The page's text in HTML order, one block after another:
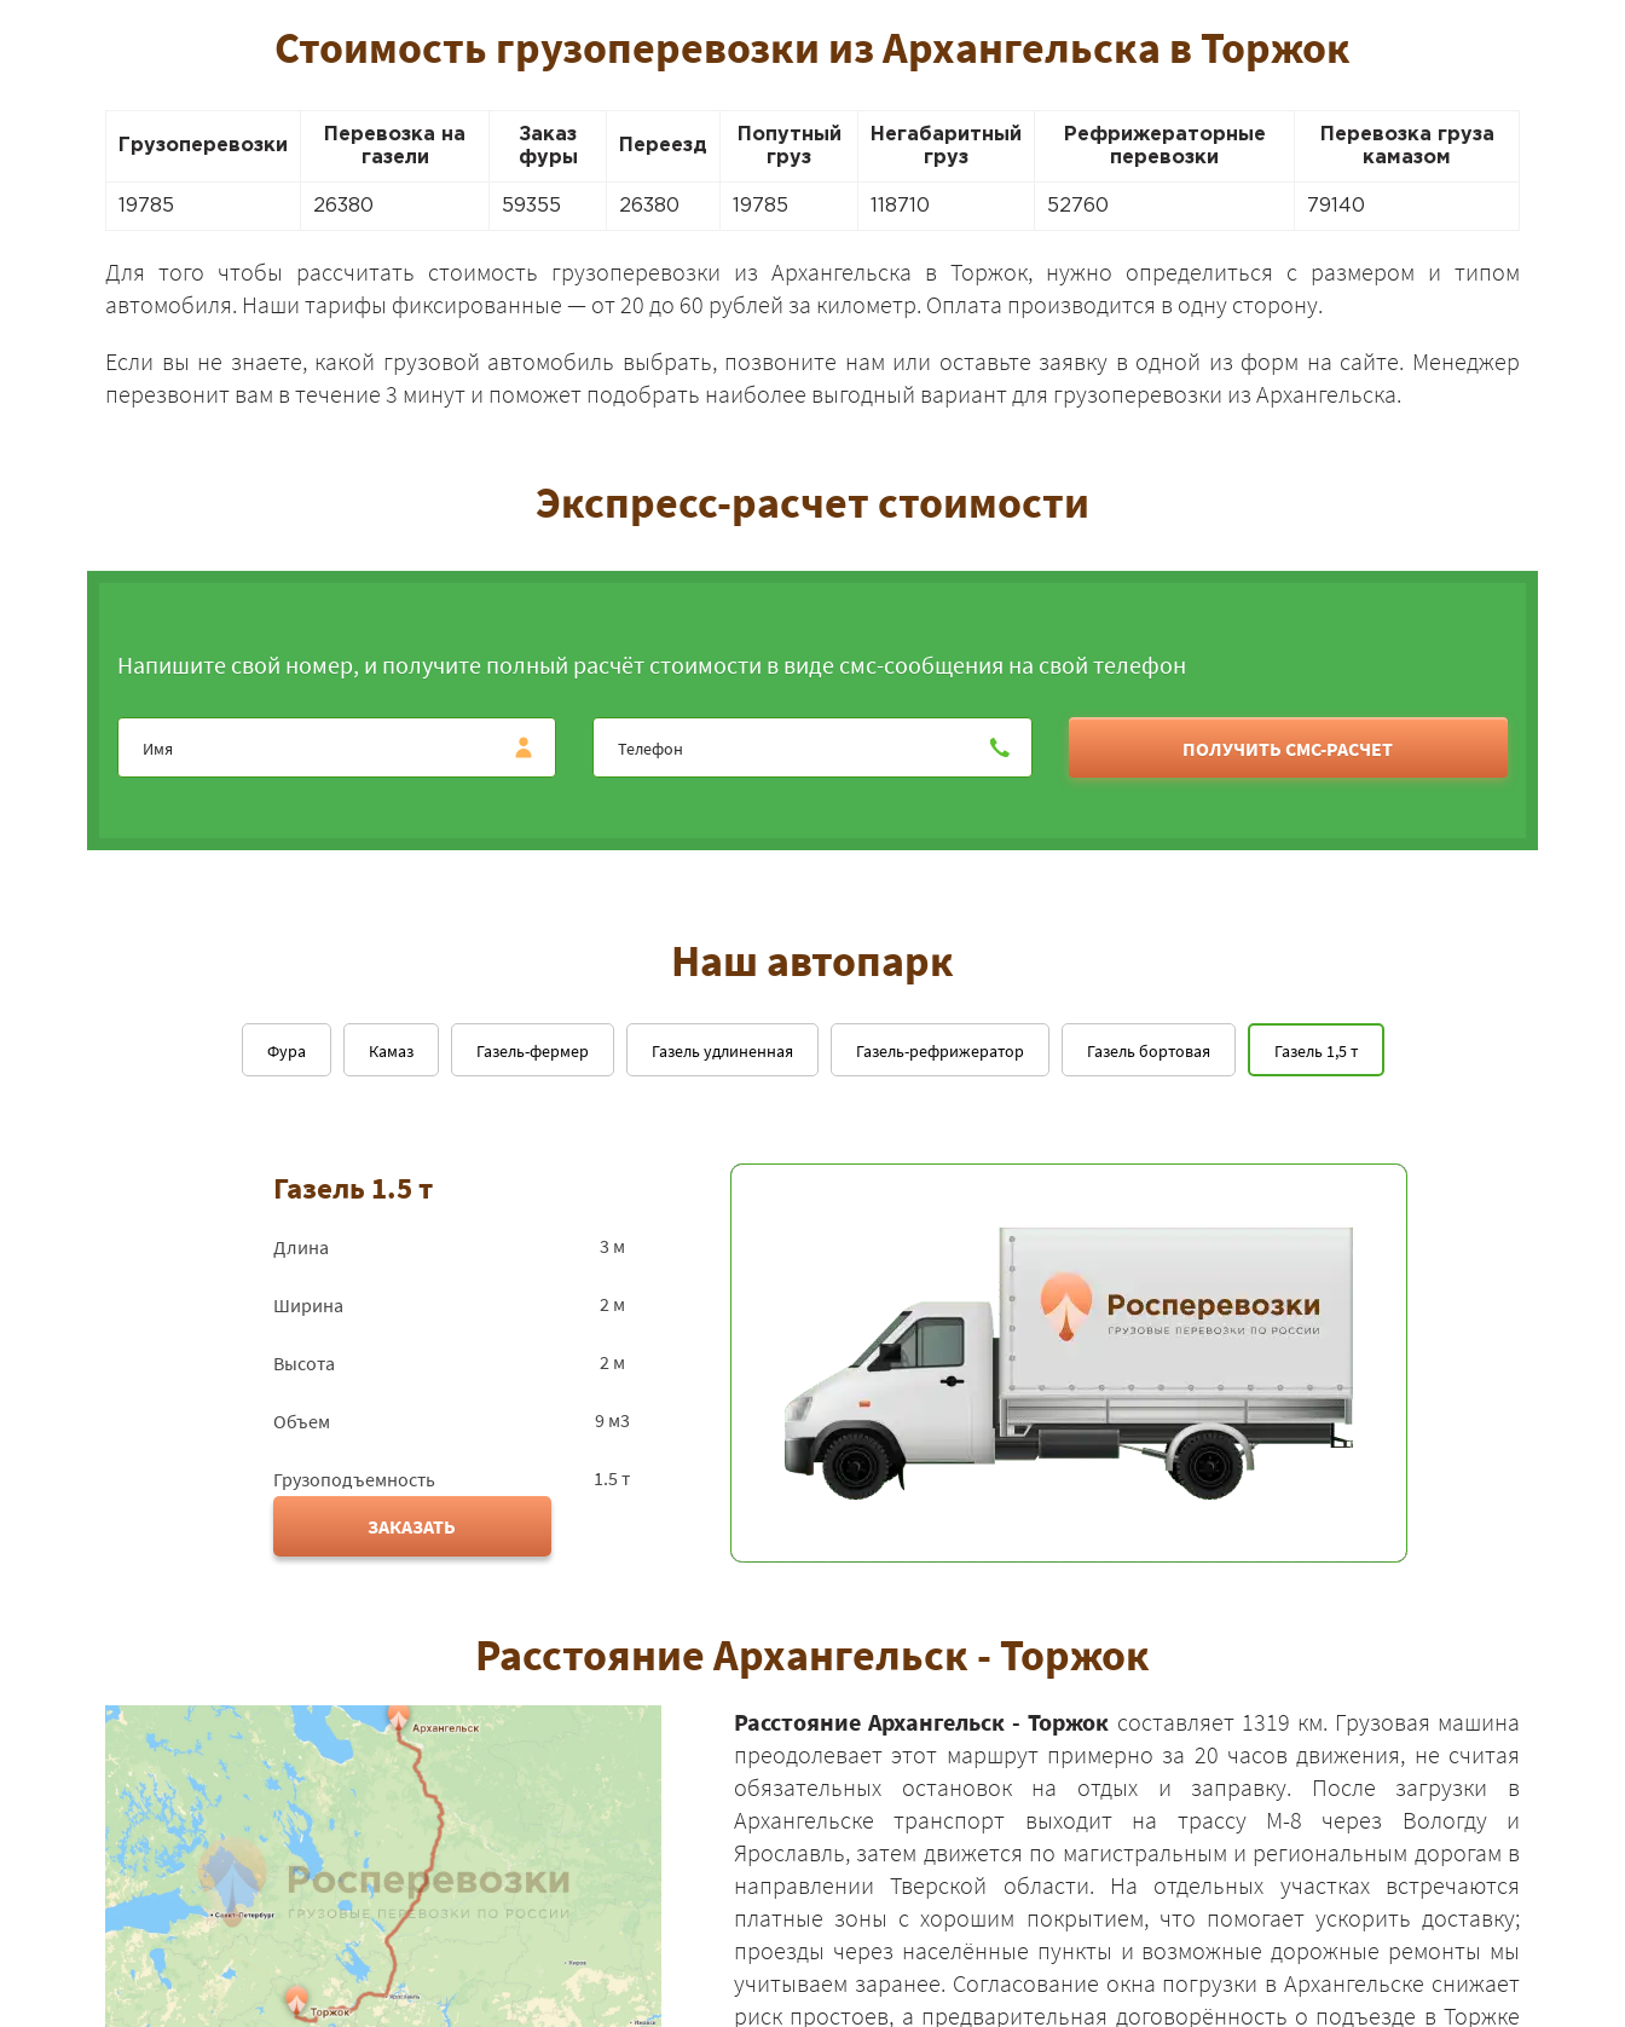
Стоимость грузоперевозки из Архангельска в Торжок
Грузоперевозки
Перевозка на
газели
Заказ
фуры
Переезд
Попутный
груз
Негабаритный
груз
Рефрижераторные
перевозки
Перевозка груза
камазом
19785 26380 59355 26380 19785 118710 52760 79140
Для того чтобы рассчитать стоимость грузоперевозки из Архангельска в Торжок, нужно определиться с размером и типом
автомобиля. Наши тарифы фиксированные — от 20 до 60 рублей за километр. Оплата производится в одну сторону.
Если вы не знаете, какой грузовой автомобиль выбрать, позвоните нам или оставьте заявку в одной из форм на сайте. Менеджер
перезвонит вам в течение 3 минут и поможет подобрать наиболее выгодный вариант для грузоперевозки из Архангельска.
Экспресс-расчет стоимости
Напишите свой номер, и получите полный расчёт стоимости в виде смс-сообщения на свой телефон
ПОЛУЧИТЬ СМС-РАСЧЕТ
Наш автопарк
Газель 1,5 т
Газель удлиненная Газель бортовая
Газель-рефрижератор
Газель-фермер
Камаз
Фура
Газель 1.5 т
Длина 3 м
Ширина 2 м
Высота 2 м
Объем 9 м3
Грузоподъемность
1.5 т
ЗАКАЗАТЬ
Расстояние Архангельск - Торжок
Расстояние Архангельск - Торжок составляет 1319 км. Грузовая машина
преодолевает этот маршрут примерно за 20 часов движения, не считая
обязательных остановок на отдых и заправку. После загрузки в
Архангельске транспорт выходит на трассу М-8 через Вологду и
Ярославль, затем движется по магистральным и региональным дорогам в
направлении Тверской области. На отдельных участках встречаются
платные зоны с хорошим покрытием, что помогает ускорить доставку;
проезды через населённые пункты и возможные дорожные ремонты мы
учитываем заранее. Согласование окна погрузки в Архангельске снижает
риск простоев, а предварительная договорённость о подъезде в Торжке